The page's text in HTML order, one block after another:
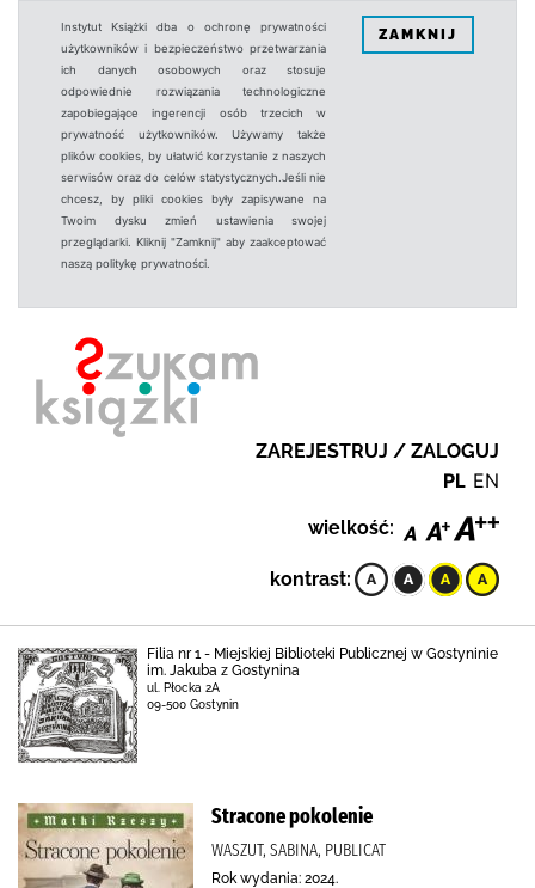
Instytut Książki dba o ochronę prywatności
użytkowników i bezpieczeństwo przetwarzania
ich danych osobowych oraz stosuje
odpowiednie rozwiązania technologiczne
zapobiegające ingerencji osób trzecich w
prywatność użytkowników. Używamy także
plików cookies, by ułatwić korzystanie z naszych
serwisów oraz do celów statystycznych.Jeśli nie
chcesz, by pliki cookies były zapisywane na
Twoim dysku zmień ustawienia swojej
przeglądarki. Kliknij "Zamknij" aby zaakceptować
naszą politykę prywatności.
ZAMKNIJ
ZAREJESTRUJ / ZALOGUJ
PL EN
wielkość:
kontrast:
Filia nr 1 - Miejskiej Biblioteki Publicznej w Gostyninie
im. Jakuba z Gostynina
ul. Płocka 2A
09-500 Gostynin
Stracone pokolenie
WASZUT, SABINA, PUBLICAT
Rok wydania: 2024.